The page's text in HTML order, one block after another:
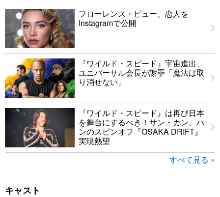
フローレンス・ピュー、恋人を
Instagramで公開
『ワイルド・スピード』宇宙進出、
ユニバーサル会長が謝罪「魔法は取
り消せない」
『ワイルド・スピード』は再び日本
を舞台にするべき！サン・カン、ハ
ンのスピンオフ『OSAKA DRIFT』
実現熱望
すべて見る »
キャスト